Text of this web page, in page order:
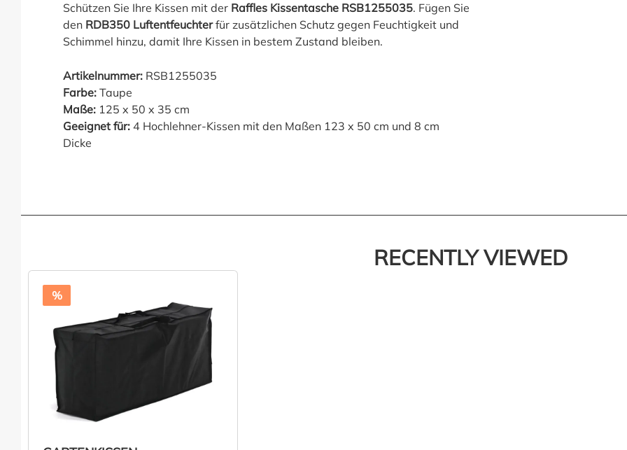
Schützen Sie Ihre Kissen mit der Raffles Kissentasche RSB1255035. Fügen Sie
den RDB350 Luftentfeuchterfür zusätzlichen Schutz gegen Feuchtigkeit und
Schimmel hinzu, damit Ihre Kissen in bestem Zustand bleiben.
Artikelnummer: RSB1255035
Farbe: Taupe
Maße: 125 x 50 x 35 cm
Geeignet für: 4 Hochlehner-Kissen mit den Maßen 123 x 50 cm und 8 cm
Dicke
RECENTLY VIEWED
%